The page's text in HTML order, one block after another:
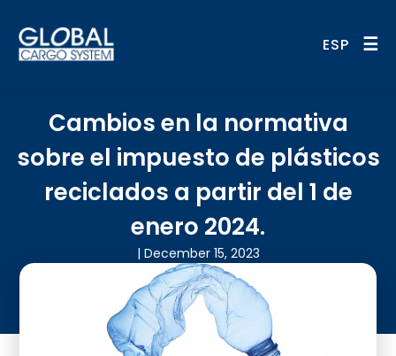
ESP ☰
Cambios en la normativa
sobre el impuesto de plásticos
reciclados a partir del 1 de
enero 2024.
| December 15, 2023